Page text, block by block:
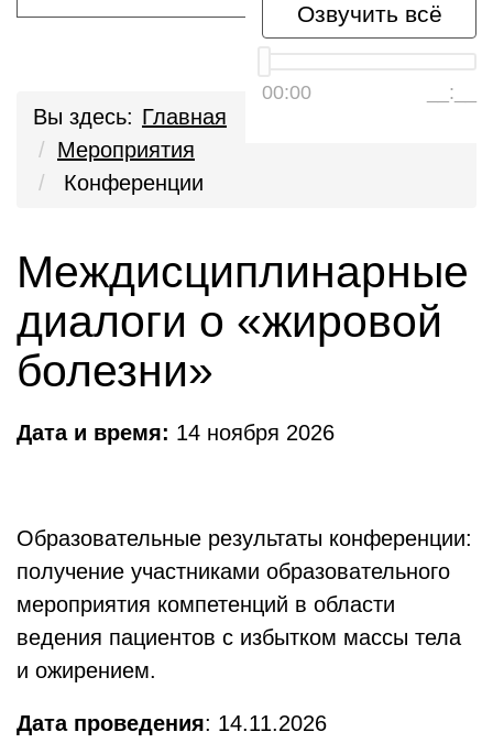
Озвучить всё
00:00 __:__
Вы здесь: Главная
Мероприятия
Конференции
Междисциплинарные
диалоги о «жировой
болезни»
Дата и время: 14 ноября 2026
Образовательные результаты конференции:
получение участниками образовательного
мероприятия компетенций в области
ведения пациентов с избытком массы тела
и ожирением.
Дата проведения: 14.11.2026